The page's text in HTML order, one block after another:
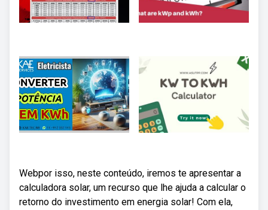
Webpor isso, neste conteúdo, iremos te apresentar a
calculadora solar, um recurso que lhe ajuda a calcular o
retorno do investimento em energia solar! Com ela,